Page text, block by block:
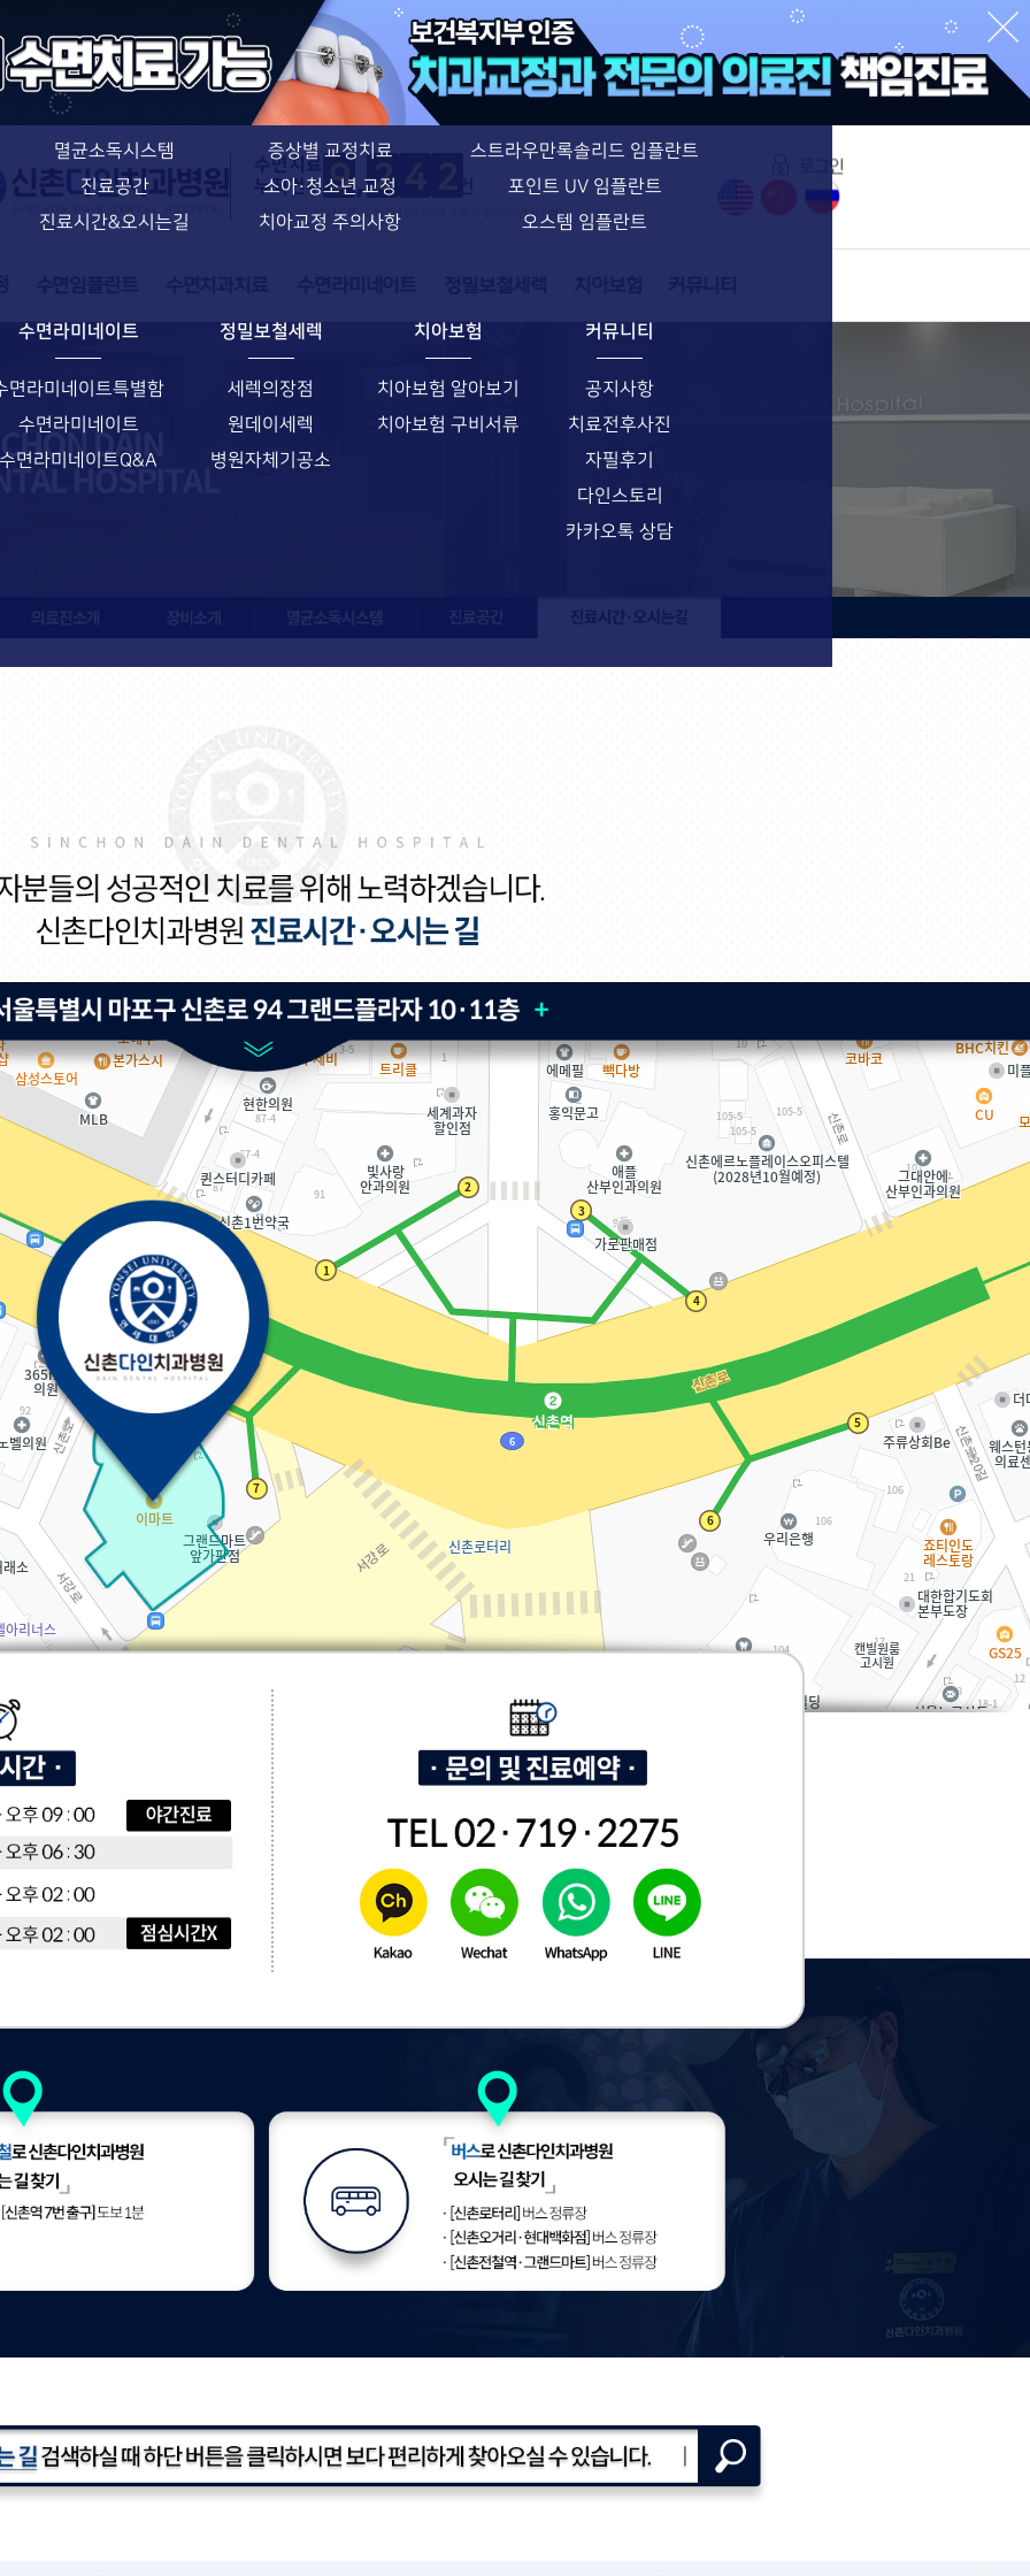
치아교정 특별함
수면치료
누적건수 9 2
* NIMS 취급일자 보고 기준 (2022년 3월 ~ 2026년 07월)
신촌다인치과병원
의료진소개
멸균소독시스템
진료공간
진료시간&오시는길
치과교정과 전문의
치아교정 특별함
장치별 교정치료
증상별 교정치료
소아·청소년 교정
치아교정 주의사항
수면임플란트 특별함
수면임플란트
스트라우만록솔리드 임플란트
포인트 UV 임플란트
오스템 임플란트
수면라미네이트
면라미네이트특별함
수면라미네이트
수면라미네이트Q&A
정밀보철세렉
세렉의장점
원데이세렉
병원자체기공소
치아보험
치아보험 알아보기
치아보험 구비서류
커뮤니티
공지사항
치료전후사진
자필후기
다인스토리
카카오톡 상담